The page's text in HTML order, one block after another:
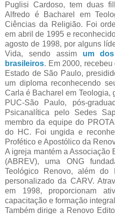
Puglisi Cardoso, tem duas
Alfredo é Bacharel em
Ciências da Religião. Foi
em abril de 1995 e
agosto de 1998, por alguns
Vida, sendo assim um
brasileiros. Em 2000,
Estado de São Paulo,
um diploma reconhecendo
Carla é Bacharel em Teologia,
PUC-São Paulo, pós-
Psicanalítica pelo Sedes
membro da equipe do
do HC. Foi ungida e
Profético e Apostólico da
A igreja mantém a Associação
(ABREV), uma ONG
Teológico Renovo, além
personalizado da CARV.
em 1998, proporcionam
capacitação e formação
Também dirige a Renovo